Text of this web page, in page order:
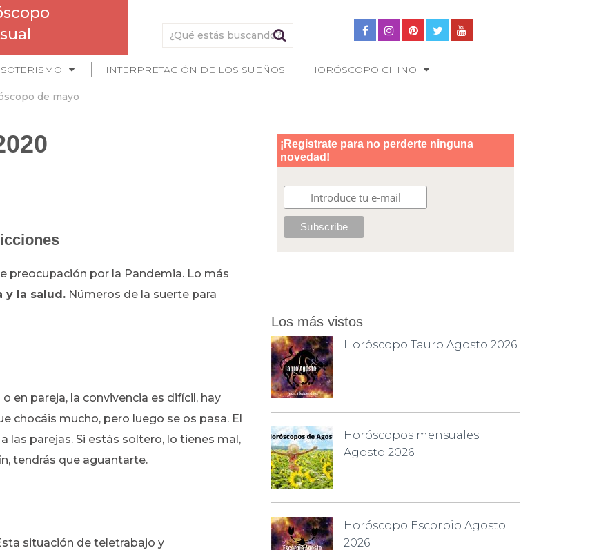
INTERPRETACIÓN DE LOS SUEÑOS HORÓSCOPO CHINO
de mayo
preocupación por la Pandemia. Lo más
y la salud. Números de la suerte para
o en pareja, la convivencia es difícil, hay
chocáis mucho, pero luego se os pasa. El
parejas. Si estás soltero, lo tienes mal,
tendrás que aguantarte.
situación de teletrabajo y
Los más vistos
Horóscopo Tauro Agosto 2026
Horóscopos mensuales
Agosto 2026
Horóscopo Escorpio Agosto
2026